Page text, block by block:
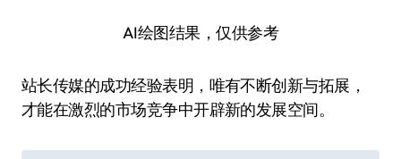
AI绘图结果，仅供参考
站长传媒的成功经验表明，唯有不断创新与拓展，
才能在激烈的市场竞争中开辟新的发展空间。